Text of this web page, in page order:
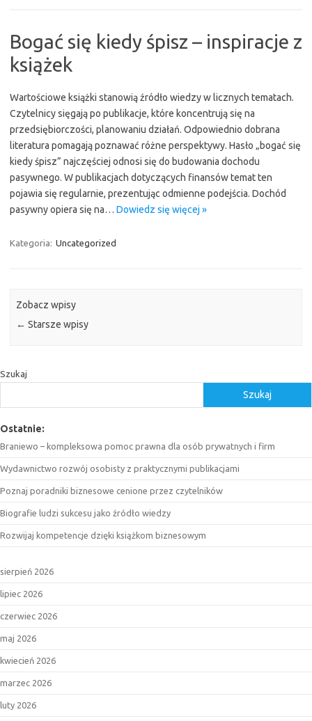
Bogać się kiedy śpisz – inspiracje z
książek
Wartościowe książki stanowią źródło wiedzy w licznych tematach.
Czytelnicy sięgają po publikacje, które koncentrują się na
przedsiębiorczości, planowaniu działań. Odpowiednio dobrana
literatura pomagają poznawać różne perspektywy. Hasło „bogać się
kiedy śpisz” najczęściej odnosi się do budowania dochodu
pasywnego. W publikacjach dotyczących finansów temat ten
pojawia się regularnie, prezentując odmienne podejścia. Dochód
pasywny opiera się na… Dowiedz się więcej »
Kategoria: Uncategorized
Zobacz wpisy
← Starsze wpisy
Szukaj
Szukaj
Ostatnie:
Braniewo – kompleksowa pomoc prawna dla osób prywatnych i firm
Wydawnictwo rozwój osobisty z praktycznymi publikacjami
Poznaj poradniki biznesowe cenione przez czytelników
Biografie ludzi sukcesu jako źródło wiedzy
Rozwijaj kompetencje dzięki książkom biznesowym
sierpień 2026
lipiec 2026
czerwiec 2026
maj 2026
kwiecień 2026
marzec 2026
luty 2026